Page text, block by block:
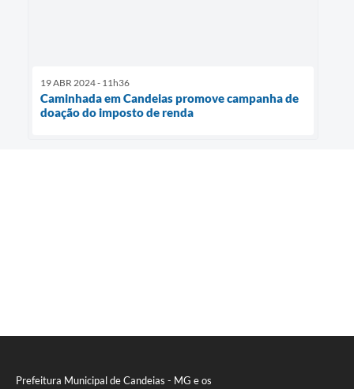
Prefeitura Municipal de Candeias - MG e os
19 ABR 2024 - 11h36
Caminhada em Candeias promove campanha de
doação do imposto de renda